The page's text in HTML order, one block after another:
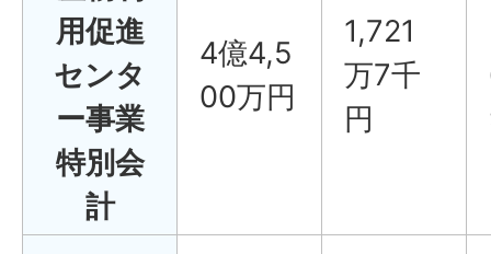
用促進
センタ
ー事業
特別会
計
4億4,5
00万円
1,721
万7千
円